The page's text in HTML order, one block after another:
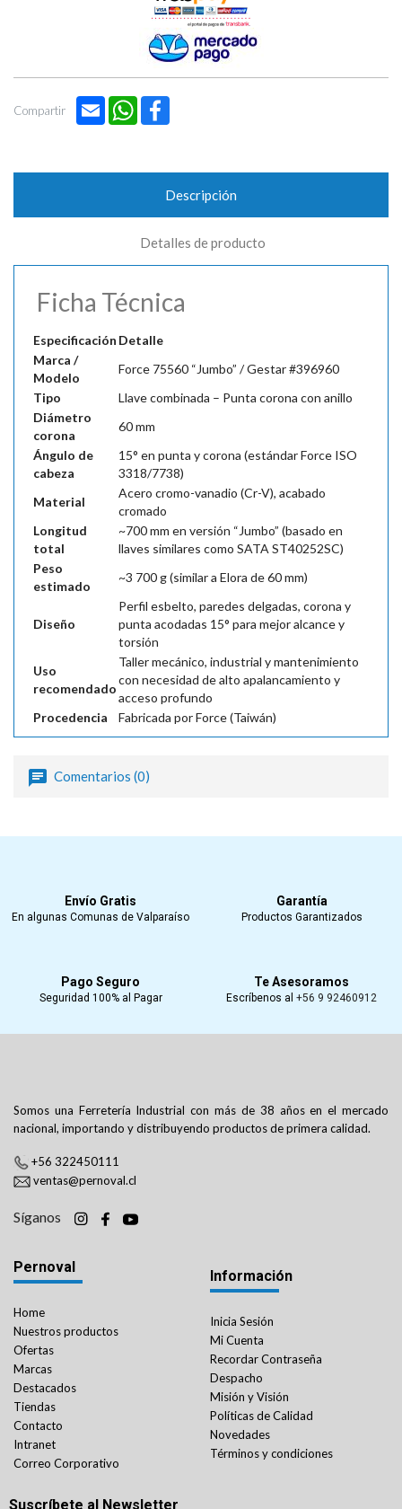
Compartir Email WhatsApp
Descripción
Detalles de producto
Ficha Técnica
Especificación Detalle
Marca /
Modelo
Force 75560 “Jumbo” / Gestar #396960
Tipo
Llave combinada – Punta corona con anillo
Diámetro
corona
60 mm
Ángulo de
cabeza
15° en punta y corona (estándar Force ISO
3318/7738)
Material
Acero cromo-vanadio (Cr-V), acabado
cromado
Longitud
total
~700 mm en versión “Jumbo” (basado en
llaves similares como SATA ST40252SC)
Peso
estimado
~3 700 g (similar a Elora de 60 mm)
Diseño
Perfil esbelto, paredes delgadas, corona y
punta acodadas 15° para mejor alcance y
torsión
Uso
recomendado
Taller mecánico, industrial y mantenimiento
con necesidad de alto apalancamiento y
acceso profundo
Procedencia
Fabricada por Force (Taiwán)
Comentarios (0)
Envío Gratis
En algunas Comunas de Valparaíso
Garantía
Productos Garantizados
Pago Seguro
Seguridad 100% al Pagar
Te Asesoramos
Escríbenos al +56 9 92460912
Somos una Ferretería Industrial con más de 38 años en el mercado
nacional, importando y distribuyendo productos de primera calidad.
+56 322450111
ventas@pernoval.cl
Síganos
Pernoval
Home
Nuestros productos
Ofertas
Marcas
Destacados
Tiendas
Contacto
Intranet
Correo Corporativo
Información
Inicia Sesión
Mi Cuenta
Recordar Contraseña
Despacho
Misión y Visión
Políticas de Calidad
Novedades
Términos y condiciones
Suscríbete al Newsletter